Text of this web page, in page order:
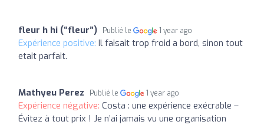
fleur h hi (“fleur”) Publié le 1 year ago
Expérience positive: Il faisait trop froid a bord, sinon tout
etait parfait.
Mathyeu Perez Publié le 1 year ago
Expérience négative: Costa : une expérience exécrable –
Évitez à tout prix ! Je n’ai jamais vu une organisation